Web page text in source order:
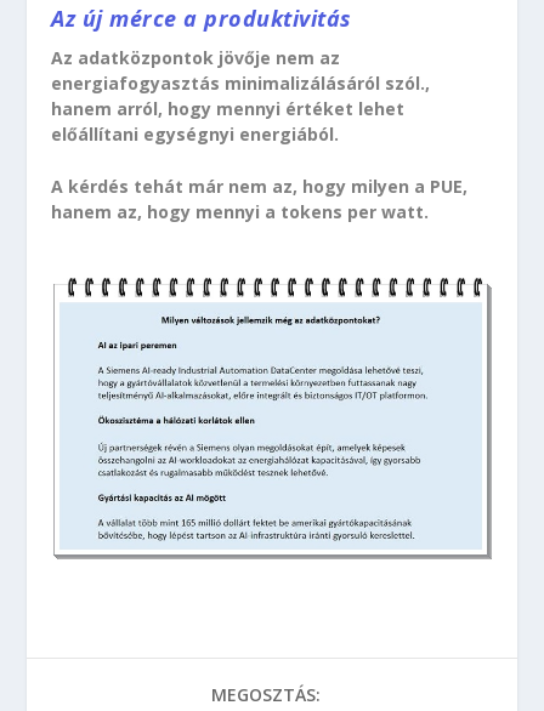
Az új mérce a produktivitás
Az adatközpontok jövője nem az
energiafogyasztás minimalizálásáról szól.,
hanem arról, hogy mennyi értéket lehet
előállítani egységnyi energiából.
A kérdés tehát már nem az, hogy milyen a PUE,
hanem az, hogy mennyi a tokens per watt.
MEGOSZTÁS: